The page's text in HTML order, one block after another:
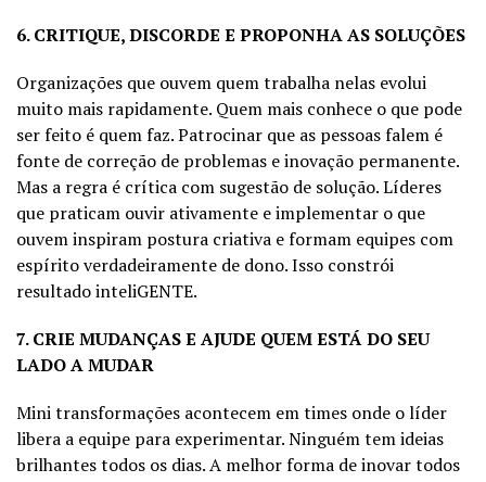
6. CRITIQUE, DISCORDE E PROPONHA AS SOLUÇÕES
Organizações que ouvem quem trabalha nelas evolui
muito mais rapidamente. Quem mais conhece o que pode
ser feito é quem faz. Patrocinar que as pessoas falem é
fonte de correção de problemas e inovação permanente.
Mas a regra é crítica com sugestão de solução. Líderes
que praticam ouvir ativamente e implementar o que
ouvem inspiram postura criativa e formam equipes com
espírito verdadeiramente de dono. Isso constrói
resultado inteliGENTE.
7. CRIE MUDANÇAS E AJUDE QUEM ESTÁ DO SEU
LADO A MUDAR
Mini transformações acontecem em times onde o líder
libera a equipe para experimentar. Ninguém tem ideias
brilhantes todos os dias. A melhor forma de inovar todos